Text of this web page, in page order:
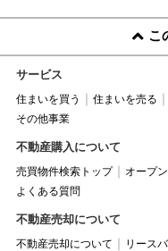
こ
サービス
住まいを買う 住まいを売る
その他事業
不動産購入について
売買物件検索トップ オープ
よくある質問
不動産売却について
不動産売却について リース